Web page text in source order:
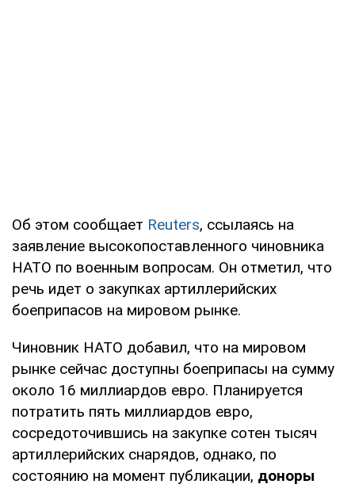
Об этом сообщает Reuters, ссылаясь на
заявление высокопоставленного чиновника
НАТО по военным вопросам. Он отметил, что
речь идет о закупках артиллерийских
боеприпасов на мировом рынке.
Чиновник НАТО добавил, что на мировом
рынке сейчас доступны боеприпасы на сумму
около 16 миллиардов евро. Планируется
потратить пять миллиардов евро,
сосредоточившись на закупке сотен тысяч
артиллерийских снарядов, однако, по
состоянию на момент публикации, доноры